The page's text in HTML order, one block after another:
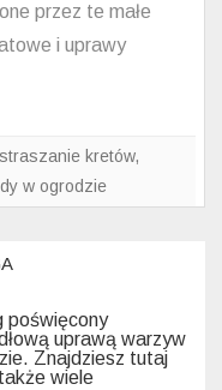
przez te małe
i uprawy
kretów,
w ogrodzie
poświęcony
uprawą warzyw
Znajdziesz tutaj
wiele